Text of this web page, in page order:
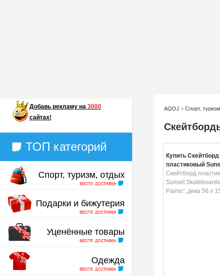
Добавь рекламу на 3000
сайтах!
ТОП категорий
Спорт, туризм, отдых
Подарки и бижутерия
Уценённые товары
Одежда
AQOJ » Спорт,
Купить Скейтборд
пластиковый
Skateboards "Tres
дека 56 х 15 см
Скейтборд
Sunset
Palms", дека 56 х